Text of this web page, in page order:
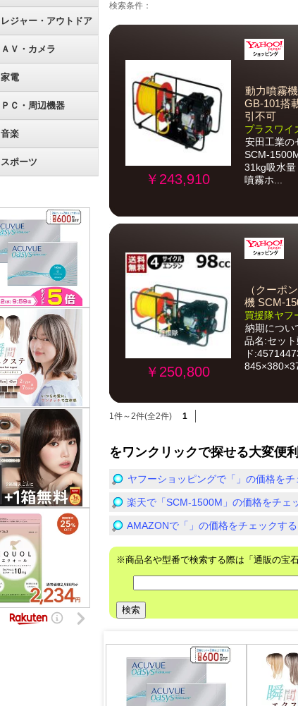
レジャー・アウトドア
ＡＶ・カメラ
家電
ＰＣ・周辺機器
音楽
スポーツ
検索条件：
￥243,910
動力噴霧
GB-101搭
引不可
プラスワイ
安田工業の
SCM-
31kg吸水
噴霧ホ...
￥250,800
（クーポ
機 SCM-
買援隊ヤフ
納期につい
品名:セッ
ド
1件～2件(全2件) 1
をワンクリックで探せる大変便
ヤフーショッピングで「」の価格をチ
楽天で「SCM-1500M」の価格をチェ
AMAZONで「」の価格をチェックする
※商品名や型番で検索する際は「通販の宝